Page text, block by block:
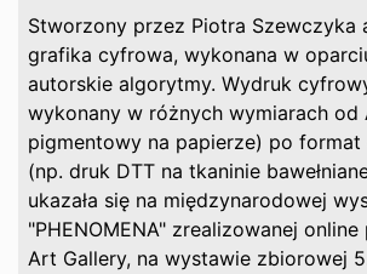
Stworzony przez Piotra
grafika cyfrowa, wykonana w
autorskie algorytmy. Wydruk
wykonany w różnych wymiarach od
pigmentowy na papierze) po format
(np. druk DTT na tkaninie
ukazała się na międzynarodowej
"PHENOMENA" zrealizowanej
Art Gallery, na wystawie zbiorowej